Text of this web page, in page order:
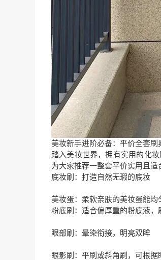
美妆新手进阶必备：平价全套刷
踏入美妆世界，拥有实用的化
为大家推荐一整套平价实用且适
底妆刷：打造自然无瑕的底妆
美妆蛋：柔软亲肤的美妆蛋能均
粉底刷：适合偏厚重的粉底液，
眼部刷：晕染衔接，明亮双眸
眼影刷：平刷或斜角刷，可根据